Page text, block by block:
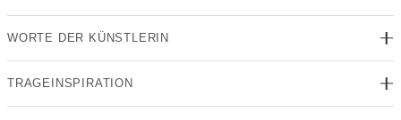
WORTE DER KÜNSTLERIN
TRAGEINSPIRATION